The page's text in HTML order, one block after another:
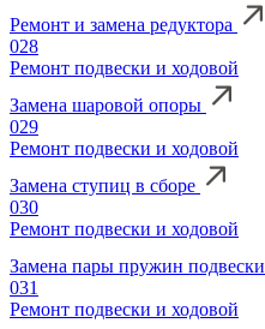
Ремонт и замена редуктора
028
Ремонт подвески и ходовой
Замена шаровой опоры
029
Ремонт подвески и ходовой
Замена ступиц в сборе
030
Ремонт подвески и ходовой
Замена пары пружин подвески
031
Ремонт подвески и ходовой